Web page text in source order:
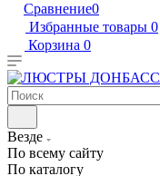
Сравнение0
Избранные товары 0
Корзина 0
Везде
По всему сайту
По каталогу